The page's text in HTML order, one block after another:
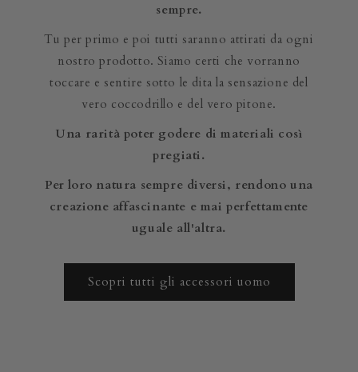
sempre.
Tu per primo e poi tutti saranno attirati da ogni
nostro prodotto. Siamo certi che vorranno
toccare e sentire sotto le dita la sensazione del
vero coccodrillo e del vero pitone.
Una rarità poter godere di materiali così
pregiati.
Per loro natura sempre diversi, rendono una
creazione affascinante e mai perfettamente
uguale all'altra.
Scopri tutti gli accessori uomo